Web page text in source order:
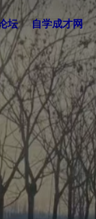
坛 自学成才网